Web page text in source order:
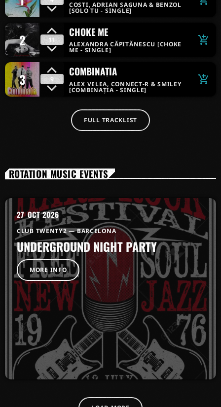
COSTI, ADRIAN SAGUNA & BENZOL
[SOLO TU - SINGLE]
2 11
CHOKE ME
ALEXANDRA CĂPITĂNESCU [CHOKE
ME - SINGLE]
add_shopping_cart
3 9
COMBINAȚIA
ALEX VELEA, CONNECT-R & SMILEY
[COMBINAȚIA - SINGLE]
add_shopping_cart
FULL TRACKLIST
ROTATION MUSIC EVENTS
27 OCT 2026
CLUB TWENTY2 — BARCELONA
UNDERGROUND NIGHT PARTY
MORE INFO